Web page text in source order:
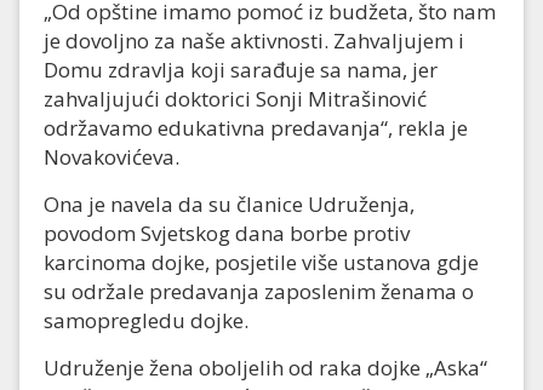
„Od opštine imamo pomoć iz budžeta, što nam
je dovoljno za naše aktivnosti. Zahvaljujem i
Domu zdravlja koji sarađuje sa nama, jer
zahvaljujući doktorici Sonji Mitrašinović
održavamo edukativna predavanja“, rekla je
Novakovićeva.
Ona je navela da su članice Udruženja,
povodom Svjetskog dana borbe protiv
karcinoma dojke, posjetile više ustanova gdje
su održale predavanja zaposlenim ženama o
samopregledu dojke.
Udruženje žena oboljelih od raka dojke „Aska“